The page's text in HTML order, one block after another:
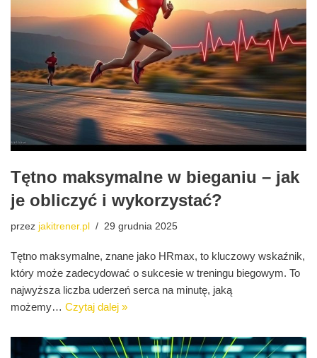
Tętno maksymalne w bieganiu – jak
je obliczyć i wykorzystać?
przez jakitrener.pl 29 grudnia 2025
Tętno maksymalne, znane jako HRmax, to kluczowy wskaźnik,
który może zadecydować o sukcesie w treningu biegowym. To
najwyższa liczba uderzeń serca na minutę, jaką
możemy… Czytaj dalej »